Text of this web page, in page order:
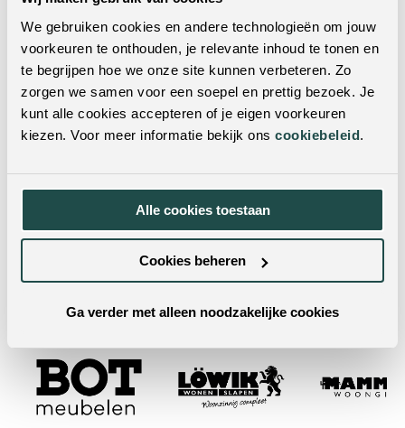
We gebruiken cookies en andere technologieën om jouw
voorkeuren te onthouden, je relevante inhoud te tonen en
te begrijpen hoe we onze site kunnen verbeteren. Zo
zorgen we samen voor een soepel en prettig bezoek. Je
kunt alle cookies accepteren of je eigen voorkeuren
kiezen. Voor meer informatie bekijk ons cookiebeleid.
Alle cookies toestaan
Cookies beheren
Ga verder met alleen noodzakelijke cookies
Levertijd:
Alleen verkrijgbaar in
onze winkels – niet
online te bestellen.
Zitcomfort:
Sandwich polyether
Wil je dit product in het echt zien?
Je kunt dit product ook in een van onze woonwinkels
postcode of woonplaats in te vulling in de zoekbalk,
vind je met één klik de dichtstbijzijnde winkels.